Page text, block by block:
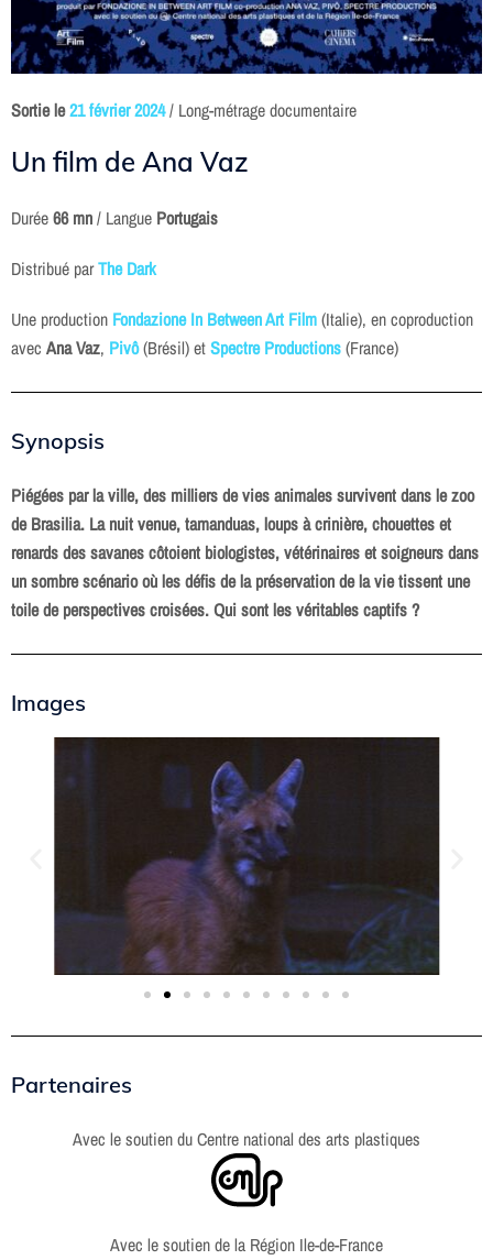
Sortie le21 février 2024/ Long-métrage documentaire
Un film de Ana Vaz
Durée66 mn/ Langue Portugais
Distribué parThe Dark
Une production Fondazione In Between Art Film(Italie), en coproduction
avec Ana Vaz, Pivô(Brésil) etSpectre Productions(France)
Synopsis
Piégées par la ville, des milliers de vies animales survivent dans le zoo
de Brasilia. La nuit venue, tamanduas, loups à crinière, chouettes et
renards des savanes côtoient biologistes, vétérinaires et soigneurs dans
un sombre scénario où les défis de la préservation de la vie tissent une
toile de perspectives croisées. Qui sont les véritables captifs ?
Images
Partenaires
Avec le soutien du Centre national des arts plastiques
Avec le soutien de la Région Ile-de-France